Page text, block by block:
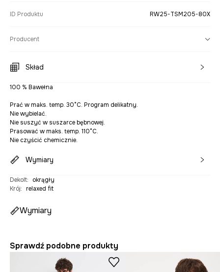
ID Produktu RW25-TSM205-80X
Producent
Skład
100 % Bawełna
Prać w maks. temp. 30°C. Program delikatny.
Nie wybielać.
Nie suszyć w suszarce bębnowej.
Prasować w maks. temp. 110°C.
Nie czyścić chemicznie.
Wymiary
Dekolt:
okrągły
Krój: relaxed fit
Wymiary
Sprawdź podobne produkty